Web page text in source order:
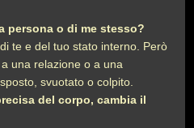
persona o di me stesso?
te e del tuo stato interno. Però
una relazione o a una
svuotato o colpito.
del corpo, cambia il